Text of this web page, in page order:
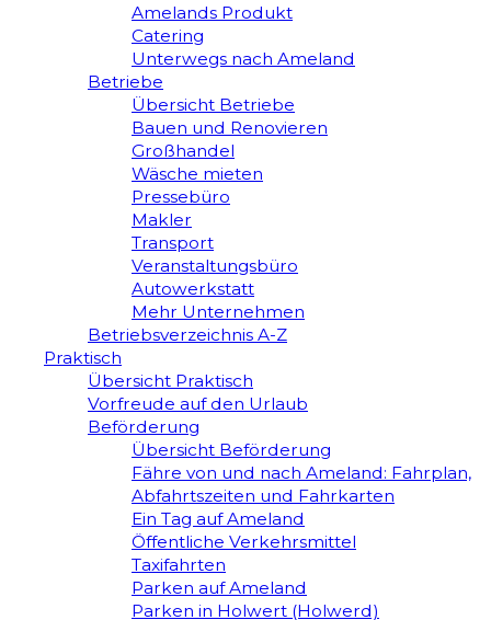
Amelands Produkt
Catering
Unterwegs nach Ameland
Betriebe
Übersicht Betriebe
Bauen und Renovieren
Großhandel
Wäsche mieten
Pressebüro
Makler
Transport
Veranstaltungsbüro
Autowerkstatt
Mehr Unternehmen
Betriebsverzeichnis A-Z
Praktisch
Übersicht Praktisch
Vorfreude auf den Urlaub
Beförderung
Übersicht Beförderung
Fähre von und nach Ameland: Fahrplan,
Abfahrtszeiten und Fahrkarten
Ein Tag auf Ameland
Öffentliche Verkehrsmittel
Taxifahrten
Parken auf Ameland
Parken in Holwert (Holwerd)